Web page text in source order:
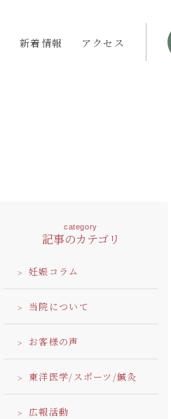
新着情報 アクセス
category
記事のカテゴリ
妊娠コラム
当院について
お客様の声
東洋医学/スポーツ/鍼灸
広報活動